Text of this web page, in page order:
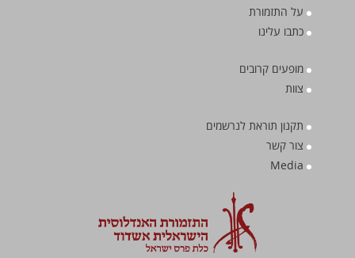
על התזמורת
כתבו עלינו
מופעים קרובים
צוות
תקנון תוראת לנרשמים
צור קשר